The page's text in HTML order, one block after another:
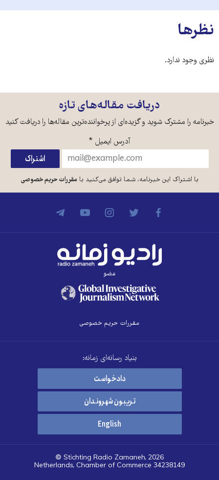
نظرها
نظری وجود ندارد.
دریافت مقاله‌های تازه
خبرنامه را مشترک شوید و گزیده‌ای از پرخواننده‌ترین مقاله‌ها را دریافت کنید
آدرس ایمیل *
با اشتراک این خبرنامه، شما توافق می‌کنید بامقررات حریم خصوصی
عضو
مقررات حریم خصوصی
بنیاد رسانه‌ای زمانه:
دادخواست
تریبون شهروندان
English
© Stichting Radio Zamaneh, 2026
Netherlands, Chamber of Commerce 34238149